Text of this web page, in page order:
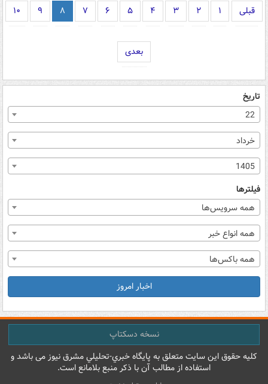
قبلی ۱ ۲ ۳ ۴ ۵ ۶ ۷ ۸ ۹ ۱۰
بعدی
تاریخ
22
خرداد
1405
فیلترها
همه سرویس‌ها
همه انواع خبر
همه باکس‌ها
اخبار امروز
نسخه دسکتاپ
کليه حقوق اين سايت متعلق به پایگاه خبري-تحليلي مشرق نيوز می باشد و
استفاده از مطالب آن با ذکر منبع بلامانع است.